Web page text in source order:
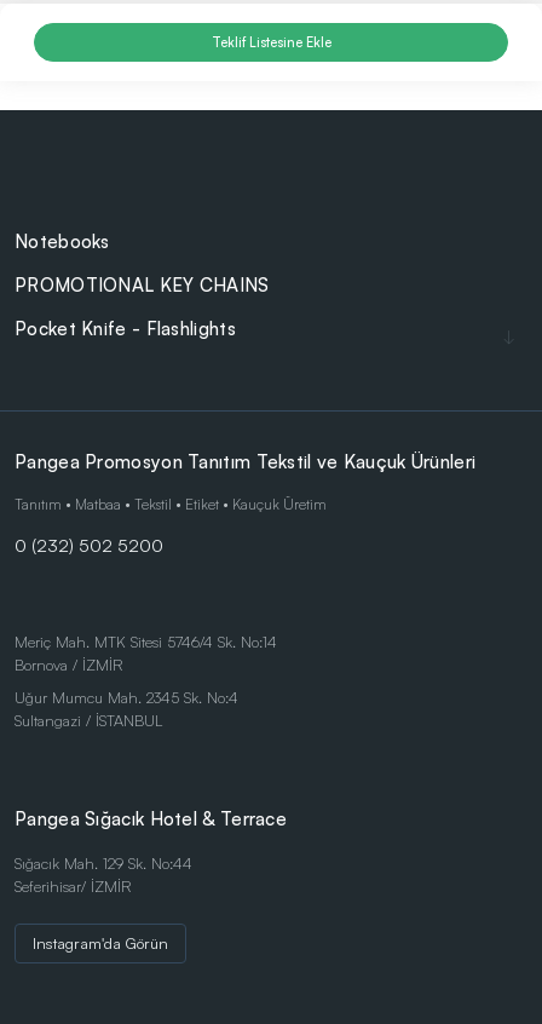
Teklif Listesine Ekle
Notebooks
PROMOTIONAL KEY CHAINS
Pocket Knife - Flashlights
Cam Ürünler
BAG - WALLET
Çocuk Ürünleri
Eco-Friendly Pens
Kalem Setleri
Gift Set - Personal Products
Kırtasiye Ürünleri
Kristal ve Ödül Ürünleri
Table Sets
Masaüstü Ürünler
Pangea Promosyon Tanıtım Tekstil ve Kauçuk Ürünleri
Tanıtım • Matbaa • Tekstil • Etiket • Kauçuk Üretim
0 (232) 502 5200
Meriç Mah. MTK Sitesi 5746/4 Sk. No:14
Bornova / İZMİR
Uğur Mumcu Mah. 2345 Sk. No:4
Sultangazi / İSTANBUL
Pangea Sığacık Hotel & Terrace
Sığacık Mah. 129 Sk. No:44
Seferihisar/ İZMİR
Instagram'da Görün